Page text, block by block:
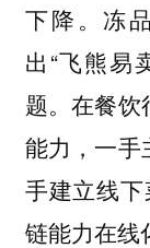
下降。冻
出“飞熊易
题。在餐饮
能力，一手
手建立线
链能力在线